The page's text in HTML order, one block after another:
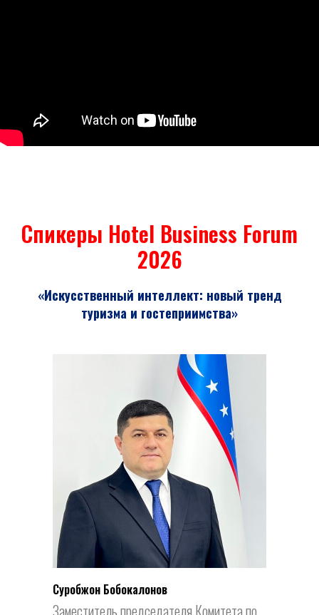
Спикеры Hotel Business Forum
2026
«Искусственный интеллект: новый тренд
туризма и гостеприимства»
Суҳробжон Бобокалонов